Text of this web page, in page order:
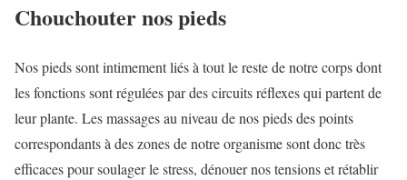
Chouchouter nos pieds
Nos pieds sont intimement liés à tout le reste de notre corps dont
les fonctions sont régulées par des circuits réflexes qui partent de
leur plante. Les massages au niveau de nos pieds des points
correspondants à des zones de notre organisme sont donc très
efficaces pour soulager le stress, dénouer nos tensions et rétablir